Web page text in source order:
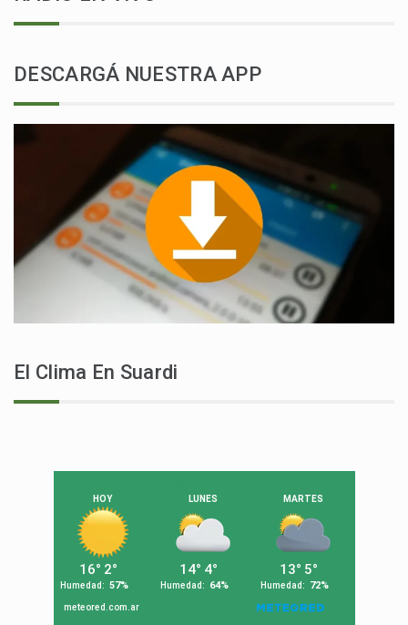
DESCARGÁ NUESTRA APP
El Clima En Suardi